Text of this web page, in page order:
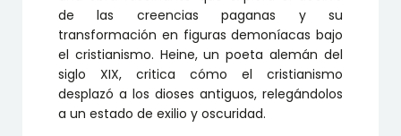
de las creencias paganas y su
transformación en figuras demoníacas bajo
el cristianismo. Heine, un poeta alemán del
siglo XIX, critica cómo el cristianismo
desplazó a los dioses antiguos, relegándolos
a un estado de exilio y oscuridad.